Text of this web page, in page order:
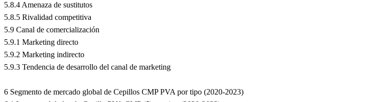
5.8.4 Amenaza de sustitutos
5.8.5 Rivalidad competitiva
5.9 Canal de comercialización
5.9.1 Marketing directo
5.9.2 Marketing indirecto
5.9.3 Tendencia de desarrollo del canal de marketing
6 Segmento de mercado global de Cepillos CMP PVA por tipo (2020-2023)